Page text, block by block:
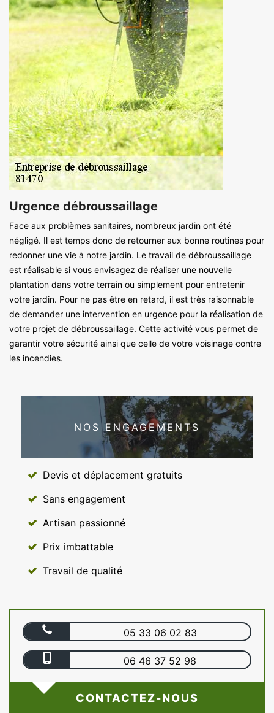
Urgence débroussaillage
Face aux problèmes sanitaires, nombreux jardin ont été
négligé. Il est temps donc de retourner aux bonne routines pour
redonner une vie à notre jardin. Le travail de débroussaillage
est réalisable si vous envisagez de réaliser une nouvelle
plantation dans votre terrain ou simplement pour entretenir
votre jardin. Pour ne pas être en retard, il est très raisonnable
de demander une intervention en urgence pour la réalisation de
votre projet de débroussaillage. Cette activité vous permet de
garantir votre sécurité ainsi que celle de votre voisinage contre
les incendies.
NOS ENGAGEMENTS
Devis et déplacement gratuits
Sans engagement
Artisan passionné
Prix imbattable
Travail de qualité
05 33 06 02 83
06 46 37 52 98
CONTACTEZ-NOUS